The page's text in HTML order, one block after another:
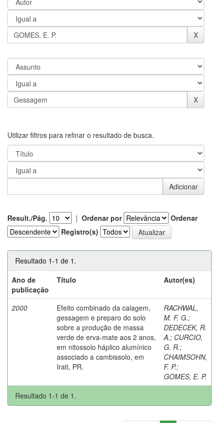
Utilizar filtros para refinar o resultado de busca.
Result./Pág. | Ordenar por
Ordenar
Registro(s)
Resultado 1-1 de 1.
Ano de
publicação
Título Autor(es)
2000
Efeito combinado da calagem,
gessagem e preparo do solo
sobre a produção de massa
verde de erva-mate aos 2 anos,
em nitossolo háplico alumínico
associado a cambissolo, em
Irati, PR.
RACHWAL,
M. F. G.;
DEDECEK, R.
A.; CURCIO,
G. R.;
CHAIMSOHN,
F. P.;
GOMES, E. P.
Resultado 1-1 de 1.